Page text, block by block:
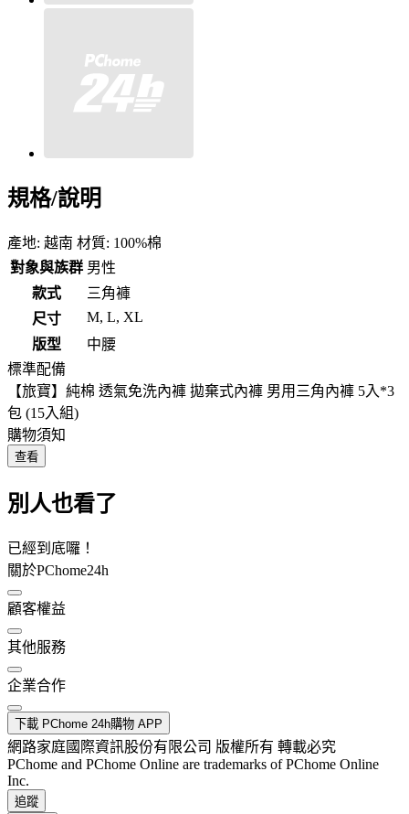
規格/說明
產地: 越南 材質: 100%棉
對象與族群 男性
款式
三角褲
尺寸
M, L, XL
版型
中腰
標準配備
【旅寶】純棉 透氣免洗內褲 拋棄式內褲 男用三角內褲 5入*3
包 (15入組)
購物須知
查看
別人也看了
已經到底囉！
關於PChome24h
顧客權益
其他服務
企業合作
下載 PChome 24h購物 APP
網路家庭國際資訊股份有限公司 版權所有 轉載必究
PChome and PChome Online are trademarks of PChome Online
Inc.
追蹤